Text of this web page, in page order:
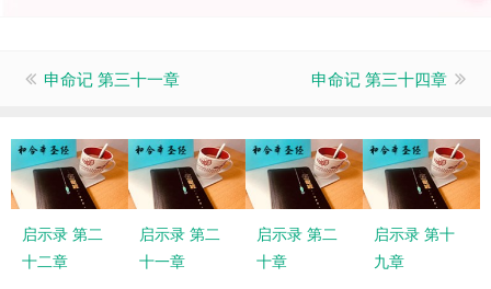
申命记 第三十一章 申命记 第三十四章
启示录 第二
十二章
启示录 第二
十一章
启示录 第二
十章
启示录 第十
九章